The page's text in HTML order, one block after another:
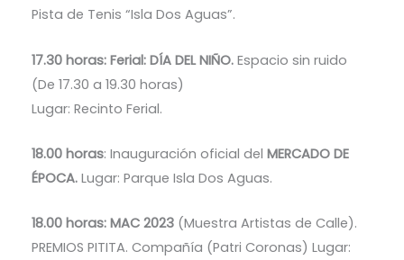
Pista de Tenis “Isla Dos Aguas”.
17.30 horas: Ferial: DÍA DEL NIÑO.Espacio sin ruido
(De 17.30 a 19.30 horas)
Lugar: Recinto Ferial.
18.00 horas: Inauguración oficial del MERCADO DE
ÉPOCA.Lugar: Parque Isla Dos Aguas.
18.00 horas: MAC 2023(Muestra Artistas de Calle).
PREMIOS PITITA. Compañía (Patri Coronas) Lugar: